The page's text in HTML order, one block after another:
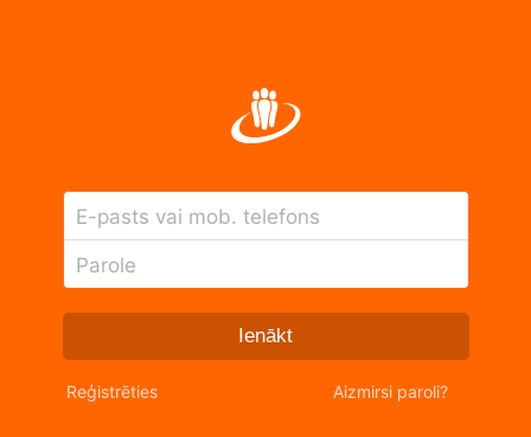
E-pasts vai mob. telefons
Parole
Ienākt
Reģistrēties Aizmirsi paroli?